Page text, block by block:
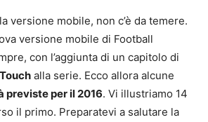
versione mobile, non c’è da temere.
versione mobile di Football
con l’aggiunta di un capitolo di
alla serie. Ecco allora alcune
previste per il 2016. Vi illustriamo 14
il primo. Preparatevi a salutare la